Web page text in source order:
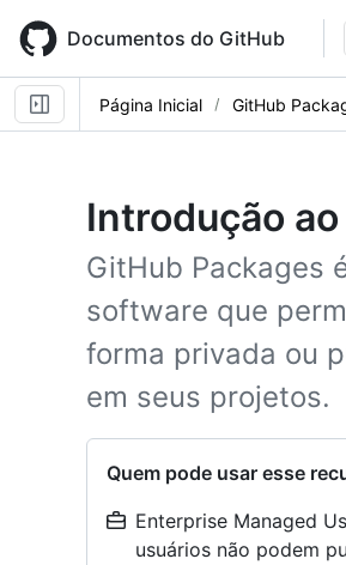
main
content
Documentos do GitHub
Página Inicial GitHub
Introdução
GitHub Packages
software que
forma privada ou
em seus projetos.
Quem pode usar esse
Enterprise Managed
usuários não podem